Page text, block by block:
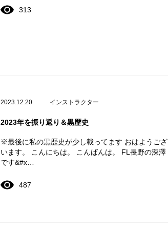
313
2023.12.20 インストラクター
2023年を振り返り＆黒歴史
※最後に私の黒歴史が少し載ってます おはようござ
います。 こんにちは。 こんばんは。 FL長野の深澤
です&#x…
487